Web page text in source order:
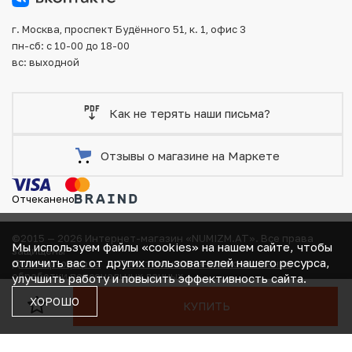
В КОРЗИНЕ
КУПИТЬ
г. Москва, проспект Будённого 51, к. 1, офис 3
пн-сб: с 10-00 до 18-00
вс: выходной
©2015 — 2026 Интернет-магазин «NUMIZM.AT». Все права
защищены
Договор-оферта
Политика компании в отношении
обработки персональных данных
Согласие на получение рекламно-информационных
материалов
Как не терять наши письма?
Отзывы о магазине на Маркете
Отчеканено
Мы используем файлы «cookies» на нашем сайте, чтобы
отличить вас от других пользователей нашего ресурса,
улучшить работу и повысить эффективность сайта.
ХОРОШО